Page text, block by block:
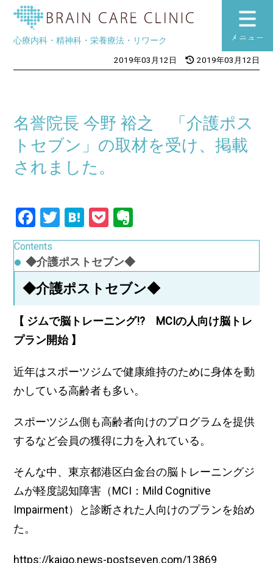
ブレインケア
心療内科・精神科・栄養療法・リワーク
2019年03月12日 2019年03月12日
名誉院長 今野 裕之 「介護ポス
トセブン」の取材を受け、掲載
されました。
Facebook
Twitter
HatenaPocket
Contents
◆介護ポストセブン◆
◆介護ポストセブン◆
【 ジムで脳トレーニング!? MCIの人向け脳トレ
プラン開始 】
近年はスポーツジムで健康維持のために身体を動
かしている高齢者も多い。
スポーツジム側も高齢者向けのプログラムを提供
するなど会員の獲得に力を入れている。
そんな中、東京都港区白金台の脳トレーニングジ
ムが軽度認知障害（MCI：Mild Cognitive
Impairment）と診断された人向けのプランを始め
た。
https://kaigo.news-postseven.com/13869